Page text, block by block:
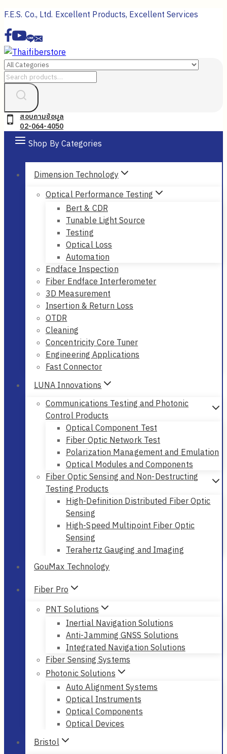
Skip
to
content
F.E.S. Co., Ltd. Excellent Products, Excellent Services
Search
สอบถามข้อมูล
02-064-4050
Shop By Categories
Dimension Technology
Optical Performance Testing
Bert & CDR
Tunable Light Source
Testing
Optical Loss
Automation
Endface Inspection
Fiber Endface Interferometer
3D Measurement
Insertion & Return Loss
OTDR
Cleaning
Concentricity Core Tuner
Engineering Applications
Fast Connector
LUNA Innovations
Communications Testing and Photonic
Control Products
Optical Component Test
Fiber Optic Network Test
Polarization Management and Emulation
Optical Modules and Components
Fiber Optic Sensing and Non-Destructing
Testing Products
High-Definition Distributed Fiber Optic
Sensing
High-Speed Multipoint Fiber Optic
Sensing
Terahertz Gauging and Imaging
GouMax Technology
Fiber Pro
PNT Solutions
Inertial Navigation Solutions
Anti-Jamming GNSS Solutions
Integrated Navigation Solutions
Fiber Sensing Systems
Photonic Solutions
Auto Alignment Systems
Optical Instruments
Optical Components
Optical Devices
Bristol